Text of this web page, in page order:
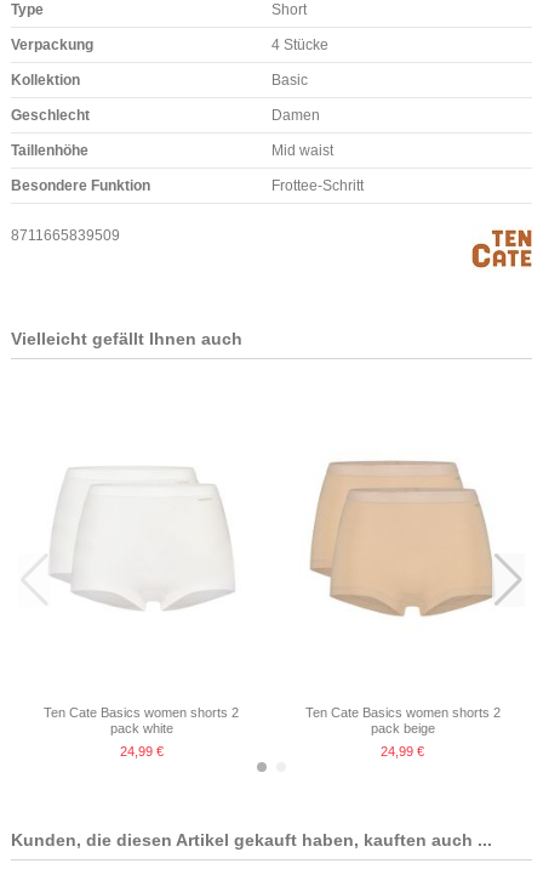
Type Short
Verpackung 4 Stücke
Kollektion Basic
Geschlecht Damen
Taillenhöhe Mid waist
Besondere Funktion Frottee-Schritt
8711665839509
Vielleicht gefällt Ihnen auch
Ten Cate Basics women shorts 2
pack white
24,99 €
Ten Cate Basics women shorts 2
pack beige
24,99 €
Kunden, die diesen Artikel gekauft haben, kauften auch ...